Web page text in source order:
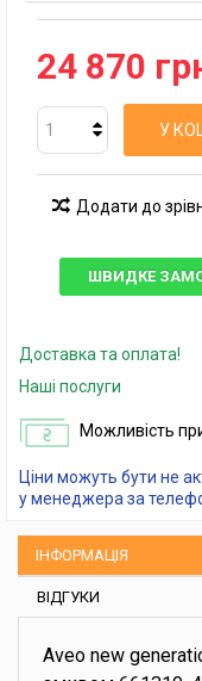
24 870
У
Додати до
ШВИДКЕ
Доставка та оплата!
Наші послуги
Можливість
Ціни можуть бути не
у менеджера за
ІНФОРМАЦІЯ
ВІДГУКИ
Aveo new